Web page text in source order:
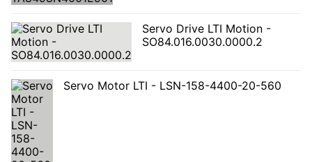
Servo Drive LTI Motion -
SO84.016.0030.0000.2
Servo Motor LTI - LSN-158-4400-20-560